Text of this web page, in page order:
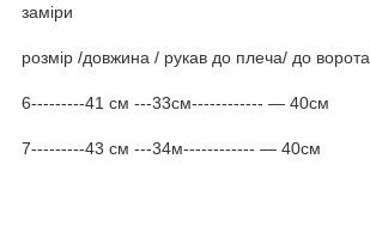
заміри
розмір /довжина / рукав до плеча/ до ворота
6---------41 см ---33см------------ ― 40см
7---------43 см ---34м------------ ― 40см